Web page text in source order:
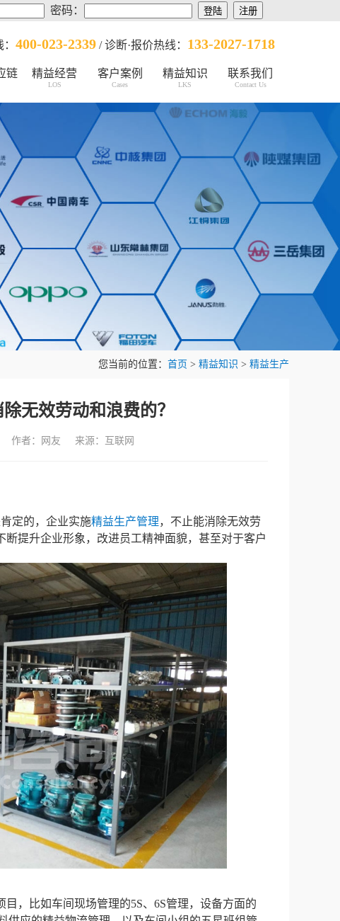
密码：
400-023-2339 / 诊断·报价热线： 133-2027-1718
链 精益经营
LOS
客户案例
Cases
精益知识
LKS
联系我们
Contact Us
您当前的位置： 首页 > 精益知识 > 精益生产
无效劳动和浪费的？
作者：网友 来源：互联网
定的，企业实施精益生产管理，不止能消除无效劳
提升企业形象，改进员工精神面貌，甚至对于客户
，比如车间现场管理的5S、6S管理，设备方面的